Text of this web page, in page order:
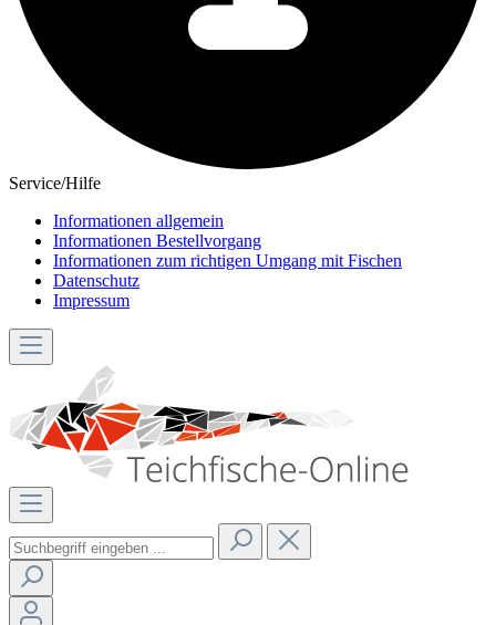
Service/Hilfe
Informationen allgemein
Informationen Bestellvorgang
Informationen zum richtigen Umgang mit Fischen
Datenschutz
Impressum